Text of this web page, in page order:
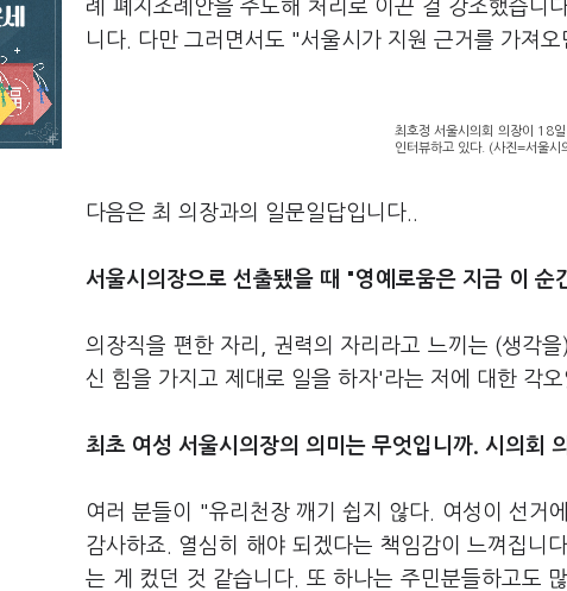
례 폐지조례안을 주도해 처리로 이끈 걸 강조했습니
니다. 다만 그러면서도 "서울시가 지원 근거를 가져
최호정 서울시의회 의장이 18
인터뷰하고 있다. (사진=서울시
다음은 최 의장과의 일문일답입니다..
서울시의장으로 선출됐을 때 "영예로움은 지금 이
의장직을 편한 자리, 권력의 자리라고 느끼는 (생각
신 힘을 가지고 제대로 일을 하자'라는 저에 대한 각오
최초 여성 서울시의장의 의미는 무엇입니까. 시의회
여러 분들이 "유리천장 깨기 쉽지 않다. 여성이 선거
감사하죠. 열심히 해야 되겠다는 책임감이 느껴집니
는 게 컸던 것 같습니다. 또 하나는 주민분들하고도